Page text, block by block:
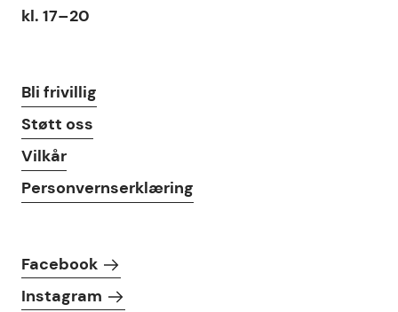
kl. 17–20
Lenker
Bli frivillig
Støtt oss
Vilkår
Personvernserklæring
Følg oss i sosiale medier
Facebook
Instagram